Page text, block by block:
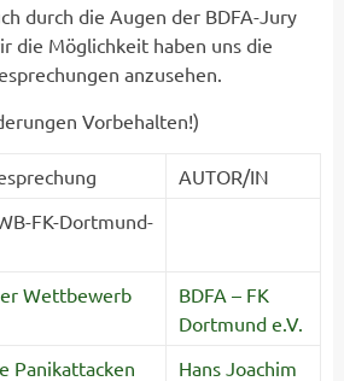
durch die Augen der BDFA-Jury
die Möglichkeit haben uns die
anzusehen.
Vorbehalten!)
AUTOR/IN
FK-Dortmund-
Wettbewerb
BDFA – FK
Dortmund e.V.
Panikattacken
Hans Joachim